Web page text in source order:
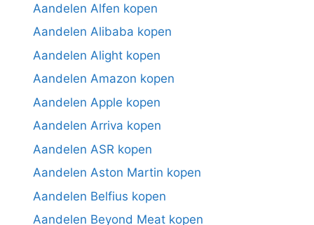
Aandelen Alfen kopen
Aandelen Alibaba kopen
Aandelen Alight kopen
Aandelen Amazon kopen
Aandelen Apple kopen
Aandelen Arriva kopen
Aandelen ASR kopen
Aandelen Aston Martin kopen
Aandelen Belfius kopen
Aandelen Beyond Meat kopen